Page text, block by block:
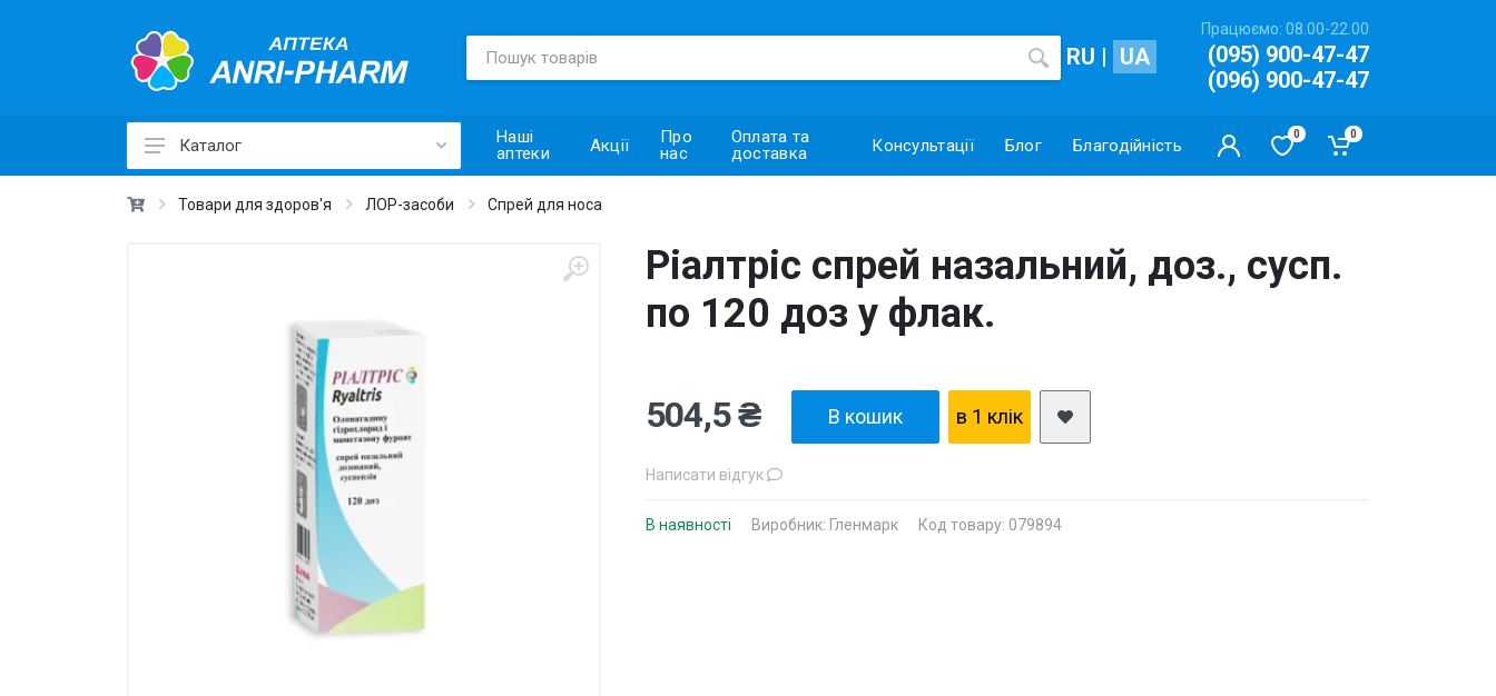
RU | UA
Працюємо: 08.00-22.00
(095) 900-47-47
(096) 900-47-47
Каталог
Лікарські засоби ›
Вітаміни та добавки ›
Косметика CODERMA KIDS
Наші
аптеки
Акції
Про
нас
Оплата та
доставка
Консультації Блог Благодійність
0 0
Товари для здоров'я ЛОР-засоби Спрей для носа
Ріалтріс спрей назальний, доз., сусп.
по 120 доз у флак.
Написати відгук
В наявності Виробник: Гленмарк Код товару: 079894
504,5 ₴ В кошик в 1 клiк